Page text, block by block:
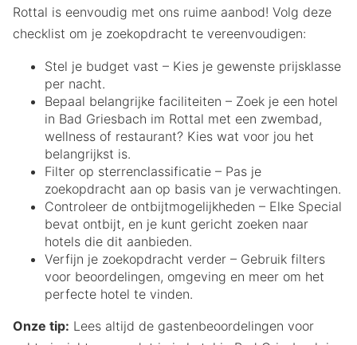
Rottal is eenvoudig met ons ruime aanbod! Volg deze
checklist om je zoekopdracht te vereenvoudigen:
Stel je budget vast – Kies je gewenste prijsklasse
per nacht.
Bepaal belangrijke faciliteiten – Zoek je een hotel
in Bad Griesbach im Rottal met een zwembad,
wellness of restaurant? Kies wat voor jou het
belangrijkst is.
Filter op sterrenclassificatie – Pas je
zoekopdracht aan op basis van je verwachtingen.
Controleer de ontbijtmogelijkheden – Elke Special
bevat ontbijt, en je kunt gericht zoeken naar
hotels die dit aanbieden.
Verfijn je zoekopdracht verder – Gebruik filters
voor beoordelingen, omgeving en meer om het
perfecte hotel te vinden.
Onze tip: Lees altijd de gastenbeoordelingen voor